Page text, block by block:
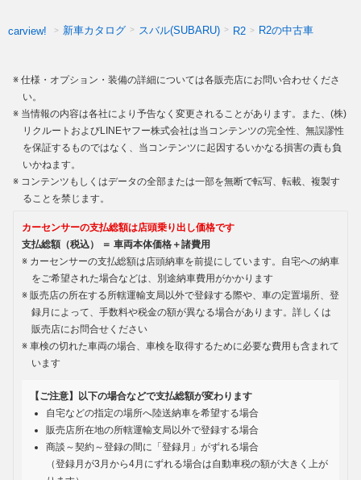
carview! 新車カタログ スバル(SUBARU) R2 R2の中古車
仕様・オプション・装備の詳細については各販売店にお問い合わせくださ
い。
当情報の内容は各社により予告なく変更されることがあります。また、(株)
リクルートおよびLINEヤフー株式会社は当コンテンツの完全性、無誤謬性
を保証するものではなく、当コンテンツに起因するいかなる損害の責も負
いかねます。
コンテンツもしくはデータの全部または一部を無断で転写、転載、複製す
ることを禁じます。
カーセンサーの支払総額は店頭乗り出し価格です
支払総額（税込） ＝ 車両本体価格＋諸費用
カーセンサーの支払総額は店頭納車を前提にしています。自宅への納車
をご希望された場合などは、別途納車費用がかかります
販売店の所在する所轄運輸支局以外で登録する際や、車の定置場所、登
録月によって、手数料や税金の額が異なる場合があります。詳しくは
販売店にお問合せください
車検の切れた車両の場合、車検を取得するために必要な費用も含まれて
います
【ご注意】以下の場合などで支払総額が変わります
自宅などの指定の場所へ陸送納車を希望する場合
販売店所在地の所轄運輸支局以外で登録する場合
商談～契約～登録の間に「登録月」がずれる場合
（登録月が3月から4月にずれる場合は自動車税の額が大きく上が